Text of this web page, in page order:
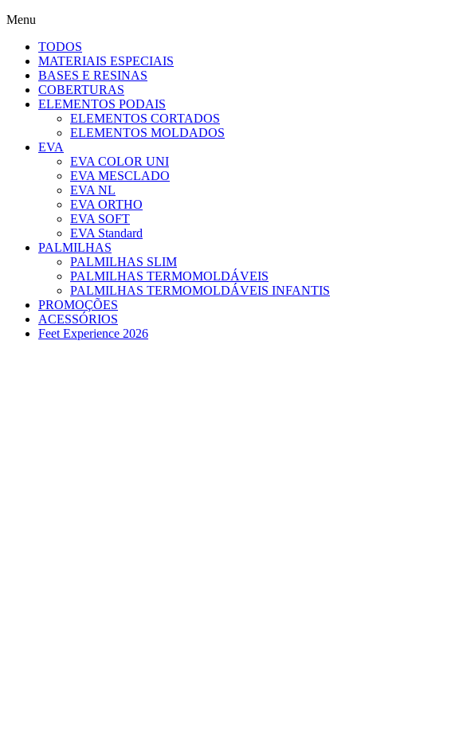
Menu
TODOS
MATERIAIS ESPECIAIS
BASES E RESINAS
COBERTURAS
ELEMENTOS PODAIS
ELEMENTOS CORTADOS
ELEMENTOS MOLDADOS
EVA
EVA COLOR UNI
EVA MESCLADO
EVA NL
EVA ORTHO
EVA SOFT
EVA Standard
PALMILHAS
PALMILHAS SLIM
PALMILHAS TERMOMOLDÁVEIS
PALMILHAS TERMOMOLDÁVEIS INFANTIS
PROMOÇÕES
ACESSÓRIOS
Feet Experience 2026